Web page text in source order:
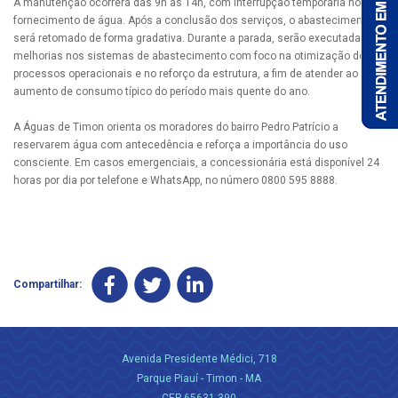
fornecimento de água. Após a conclusão dos serviços, o abastecimento
será retomado de forma gradativa. Durante a parada, serão executadas
melhorias nos sistemas de abastecimento com foco na otimização dos
processos operacionais e no reforço da estrutura, a fim de atender ao
aumento de consumo típico do período mais quente do ano.
A Águas de Timon orienta os moradores do bairro Pedro Patrício a
reservarem água com antecedência e reforça a importância do uso
consciente. Em casos emergenciais, a concessionária está disponível 24
horas por dia por telefone e WhatsApp, no número 0800 595 8888.
Compartilhar:
Avenida Presidente Médici, 718
Parque Piauí - Timon - MA